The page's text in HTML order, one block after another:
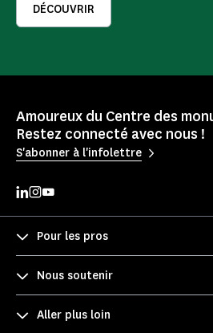
DÉCOUVRIR
Amoureux du Centre des
Restez connecté avec nous !
S'abonner à l'infolettre
Pour les pros
Nous soutenir
Aller plus loin